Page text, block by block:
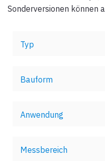
Sonderversionen können
Typ
Bauform
Anwendung
Messbereich